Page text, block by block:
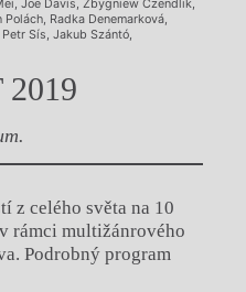
, Joe Davis, Zbygniew Czendlik,
Polách, Radka Denemarková,
Petr Sís, Jakub Szántó,
z celého světa na 10
rámci multižánrového
Podrobný program